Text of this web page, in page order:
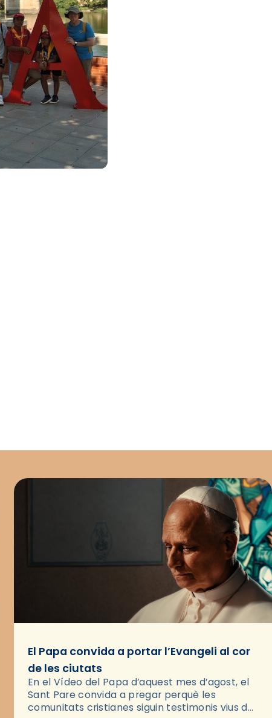
El Papa convida a portar l’Evangeli al cor
de les ciutats
En el Vídeo del Papa d’aquest mes d’agost, el
Sant Pare convida a pregar perquè les
comunitats cristianes siguin testimonis vius de